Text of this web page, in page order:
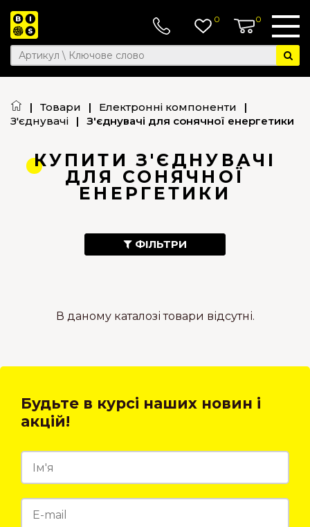
0 0
| Товари | Електронні компоненти
|
З'єднувачі
| З'єднувачі для сонячної енергетики
КУПИТИ З'ЄДНУВАЧІ
ДЛЯ СОНЯЧНОЇ
ЕНЕРГЕТИКИ
ФІЛЬТРИ
В даному каталозі товари відсутні.
Будьте в курсі наших новин і
акцій!